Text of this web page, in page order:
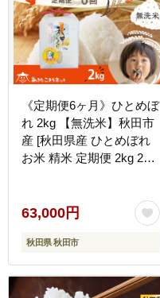
《定期便6ヶ月》ひとめぼ
れ 2kg 【無洗米】秋田市
産 [秋田県産 ひとめぼれ
お米 精米 定期便 2kg 2キ
63,000円
秋田県 秋田市